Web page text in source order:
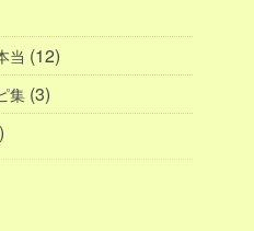
当 (12)
集 (3)